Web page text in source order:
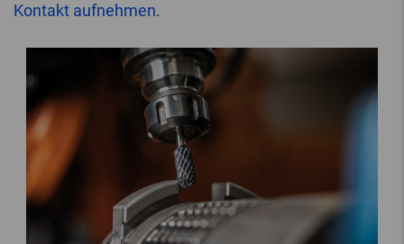
Kontakt aufnehmen.